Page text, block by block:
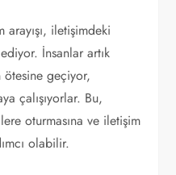
arayışı, iletişimdeki
İnsanlar artık
geçiyor,
çalışıyorlar. Bu,
oturmasına ve iletişim
olabilir.